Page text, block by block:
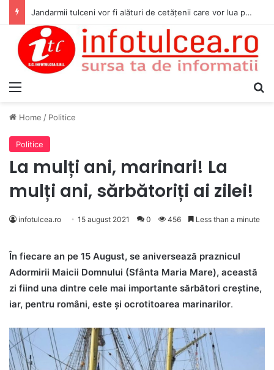
Jandarmii tulceni vor fi alături de cetățenii care vor lua parte la Festivalul Folk Țestos
Home / Politice
Politice
La mulți ani, marinari! La
mulți ani, sărbătoriți ai zilei!
infotulcea.ro 15 august 2021 0 456 Less than a minute
În fiecare an pe 15 August, se aniversează praznicul
Adormirii Maicii Domnului (Sfânta Maria Mare), această
zi fiind una dintre cele mai importante sărbători creştine,
iar, pentru români, este şi ocrotitoarea marinarilor.